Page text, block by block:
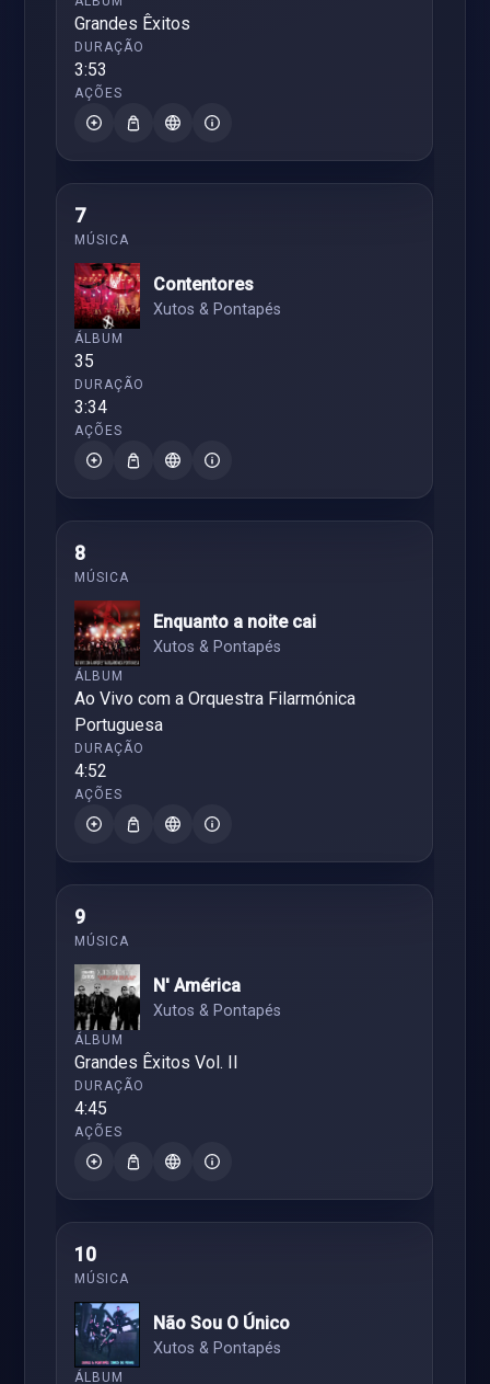
Grandes Êxitos
3:53
7
Contentores
Xutos & Pontapés
35
3:34
8
Enquanto a noite cai
Xutos & Pontapés
Ao Vivo com a Orquestra Filarmónica
Portuguesa
4:52
9
N' América
Xutos & Pontapés
Grandes Êxitos Vol. II
4:45
10
Não Sou O Único
Xutos & Pontapés